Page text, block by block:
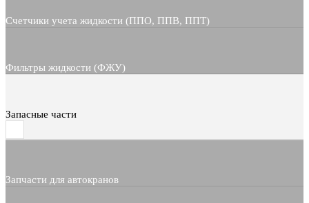
Счетчики учета жидкости (ППО, ППВ, ППТ)
Фильтры жидкости (ФЖУ)
Запасные части
Запчасти для автокранов